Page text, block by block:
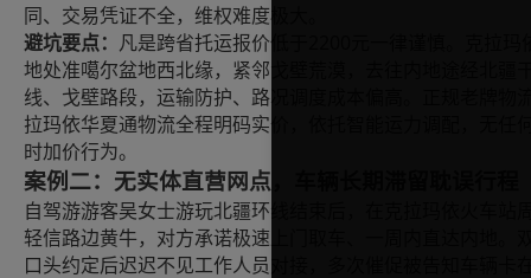
同、交易凭证不全，维权难度极大。
避坑要点：
凡是跨省托运报价低于
地处准噶尔盆地西北缘，紧邻戈壁荒漠，去往内地途经北疆
线、戈壁路段，运输防护、路况调度成本偏高。正规老牌物
拉玛依华夏通物流全程明码实价，依托智能运力调配，无任
时加价行为。
案例二：无实体直营网点，车辆长期滞留耽误行程
自驾游游客吴女士游玩北疆环线结束后，在克拉玛依火车站
轻信路边黄牛，对方承诺极速上门取车、一周内直达内地。
口头约定后迟迟不见工作人员对接，多次催促被告知车辆卡